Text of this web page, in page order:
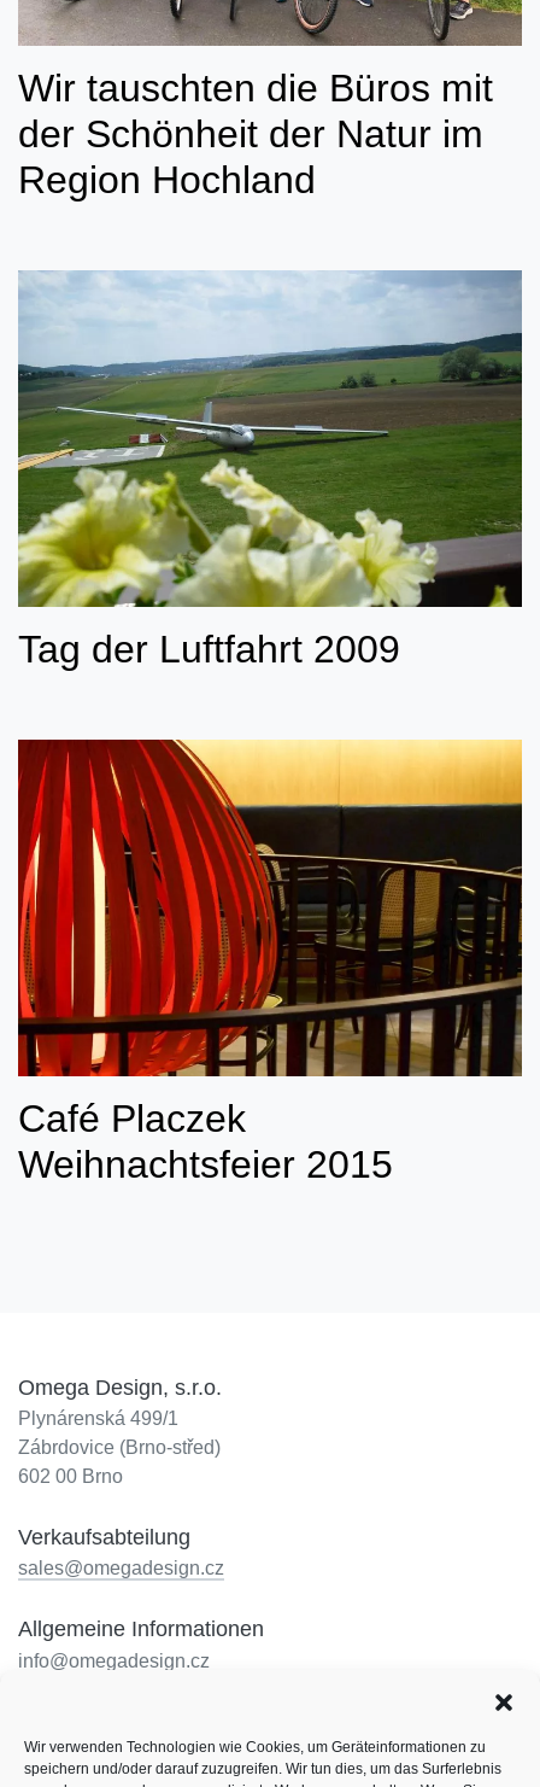
Wir verwenden Technologien wie Cookies, um Geräteinformationen zu
speichern und/oder darauf zuzugreifen. Wir tun dies, um das Surferlebnis
Wir tauschten die Büros mit
der Schönheit der Natur im
Region Hochland
Tag der Luftfahrt 2009
Café Placzek
Weihnachtsfeier 2015
Omega Design, s.r.o.
Plynárenská 499/1
Zábrdovice (Brno-střed)
602 00 Brno
Verkaufsabteilung
sales@omegadesign.cz
Allgemeine Informationen
info@omegadesign.cz
+420 602 330 648
Öffnungszeiten: nach telefonischer Vereinbarung